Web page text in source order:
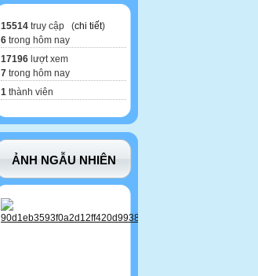
15514 truy cập (chi tiết)
6 trong hôm nay
17196 lượt xem
7 trong hôm nay
1 thành viên
ẢNH NGẪU NHIÊN